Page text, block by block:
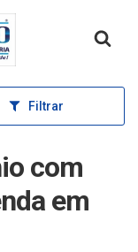
Filtrar
com
em